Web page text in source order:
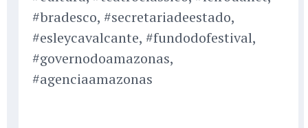
#bradesco, #secretariadeestado,
#esleycavalcante, #fundodofestival,
#governodoamazonas,
#agenciaamazonas